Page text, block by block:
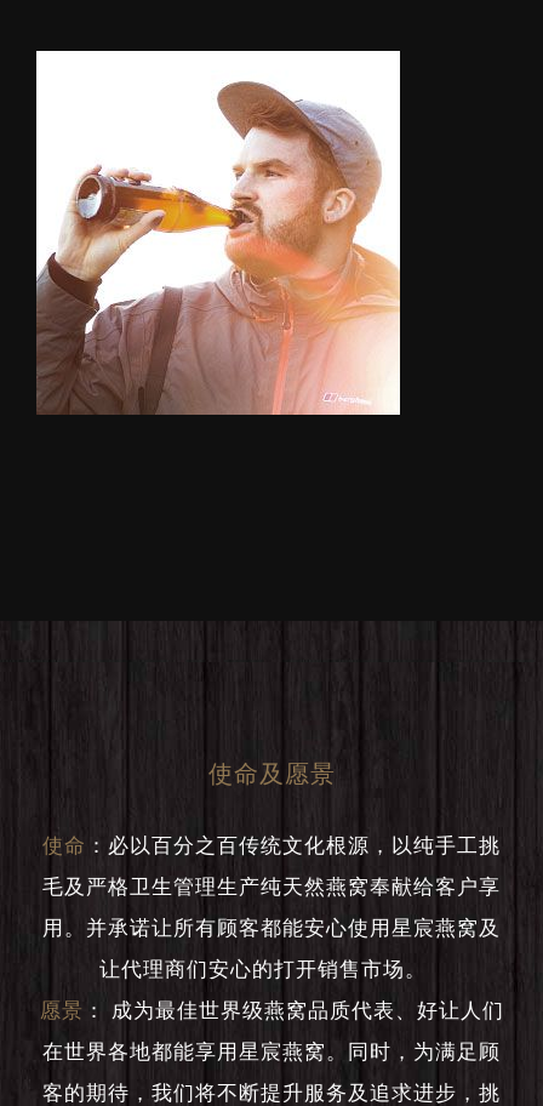
使命及愿景
使命 ： 必以百分之百传统文化根源，以纯手工挑
毛及严格卫生管理生产纯天然燕窝奉献给客户享
用。并承诺让所有顾客都能安心使用星宸燕窝及
让代理商们安心的打开销售市场。
愿景 ：
成为最佳世界级燕窝品质代表、好让人们
在世界各地都能享用星宸燕窝。同时，为满足顾
客的期待，我们将不断提升服务及追求进步，挑